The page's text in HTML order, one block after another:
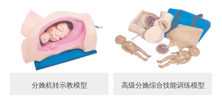
分娩机转示教模型 高级分娩综合技能训练模型